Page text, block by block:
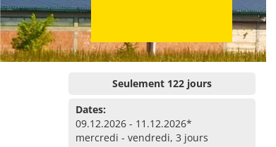
Seulement 122 jours
Dates:
09.12.2026 - 11.12.2026*
mercredi - vendredi, 3 jours